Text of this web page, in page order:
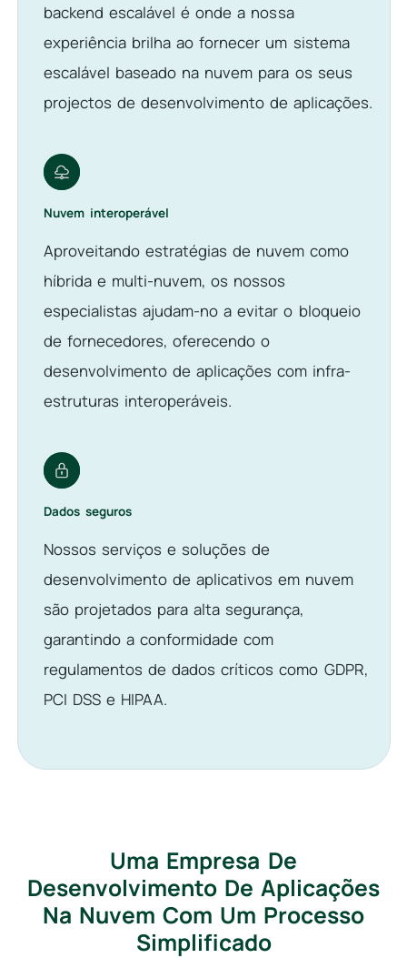
backend escalável é onde a nossa
experiência brilha ao fornecer um sistema
escalável baseado na nuvem para os seus
projectos de desenvolvimento de aplicações.
Nuvem interoperável
Aproveitando estratégias de nuvem como
híbrida e multi-nuvem, os nossos
especialistas ajudam-no a evitar o bloqueio
de fornecedores, oferecendo o
desenvolvimento de aplicações com infra-
estruturas interoperáveis.
Dados seguros
Nossos serviços e soluções de
desenvolvimento de aplicativos em nuvem
são projetados para alta segurança,
garantindo a conformidade com
regulamentos de dados críticos como GDPR,
PCI DSS e HIPAA.
Uma Empresa De
Desenvolvimento De Aplicações
Na Nuvem Com Um Processo
Simplificado